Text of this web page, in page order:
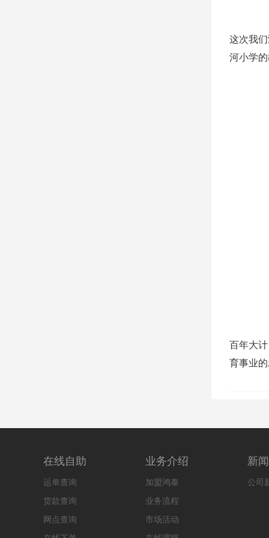
这次我
河小学
百年大
育事业
在线自助
运单查询
货款查询
网点查询
业务介绍
加盟鸿泰
业务流程
市场活动
新
公司